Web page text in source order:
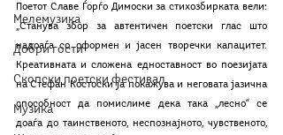
Мелемузика
Добри гости
Скопски поетски фестивал
Музика
Поетот Славе Ѓорѓо Димоски за стихозбирката вели:
„Станува збор за автентичен поетски глас што
надоаѓа со оформен и јасен творечки капацитет.
Креативната и сложена едноставност во поезијата
на Стефан Костоски ја покажува и неговата јазична
способност да помислиме дека така „лесно“ се
доаѓа до таинственото, неспознајното, чувственото,